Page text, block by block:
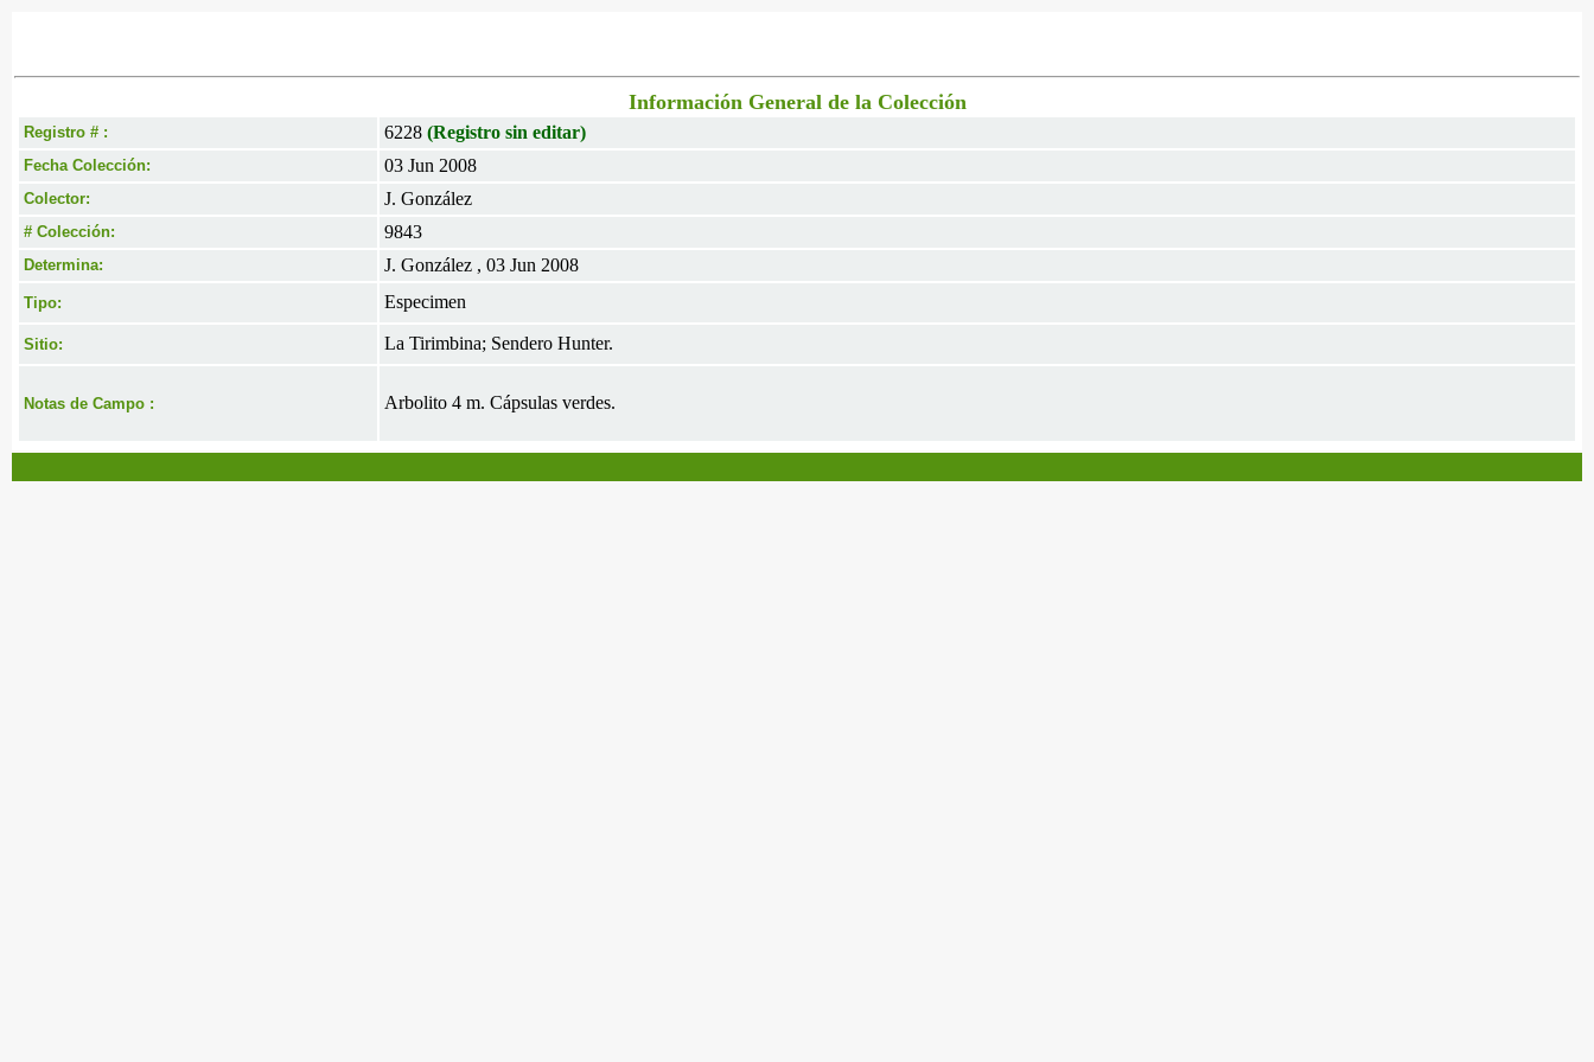
Información General de la Colección
Registro # : 6228 (Registro sin editar)
Fecha Colección: 03 Jun 2008
Colector: J. González
# Colección: 9843
Determina: J. González , 03 Jun 2008
Tipo: Especimen
Sitio: La Tirimbina; Sendero Hunter.
Notas de Campo : Arbolito 4 m. Cápsulas verdes.